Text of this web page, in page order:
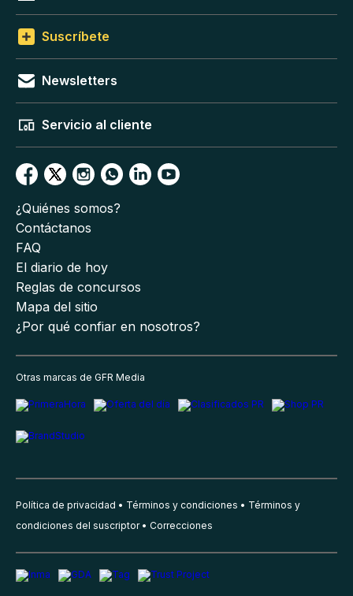
Suscríbete
Newsletters
Servicio al cliente
¿Quiénes somos?
Contáctanos
FAQ
El diario de hoy
Reglas de concursos
Mapa del sitio
¿Por qué confiar en nosotros?
Otras marcas de GFR Media
Política de privacidad Términos y condiciones
Términos y
condiciones del suscriptor
Correcciones